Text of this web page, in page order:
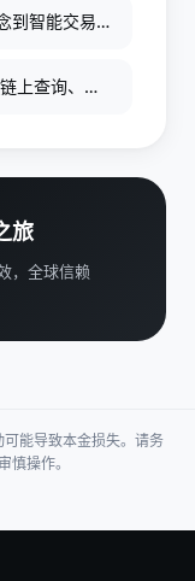
到智能交易策
上查询、资
旅
，全球信赖
能导致本金损失。请务
慎操作。